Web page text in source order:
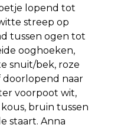
lopend tot
streep op
tussen ogen tot
ooghoeken,
snuit/bek, roze
doorlopend naar
voorpoot wit,
bruin tussen
staart. Anna